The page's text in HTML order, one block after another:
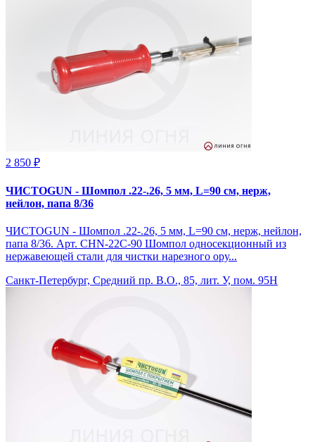
2 850 ₽
ЧИСТОGUN - Шомпол .22-.26, 5 мм, L=90 см, нерж,
нейлон, папа 8/36
ЧИСТОGUN - Шомпол .22-.26, 5 мм, L=90 см, нерж, нейлон,
папа 8/36. Арт. CHN-22C-90 Шомпол односекционный из
нержавеющей стали для чистки нарезного ору...
Санкт-Петербург, Средний пр. В.О., 85, лит. У, пом. 95Н